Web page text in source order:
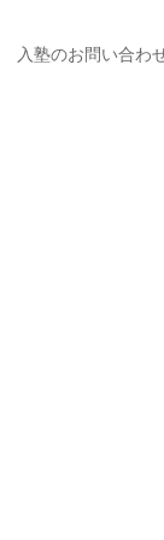
入塾のお問い合わ